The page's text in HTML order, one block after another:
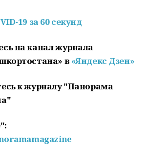
19 за 60 секунд
на канал журнала
в «Яндекс Дзен»
к журналу "Панорама